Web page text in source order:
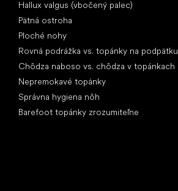
Hallux valgus (vbočený palec)
Pätná ostroha
Ploché nohy
Rovná podrážka vs. topánky na podpätku
Chôdza naboso vs. chôdza v topánkach
Nepremokavé topánky
Správna hygiena nôh
Barefoot topánky zrozumiteľne